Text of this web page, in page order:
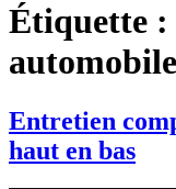
Étiquette :
automobile
Entretien
haut en bas